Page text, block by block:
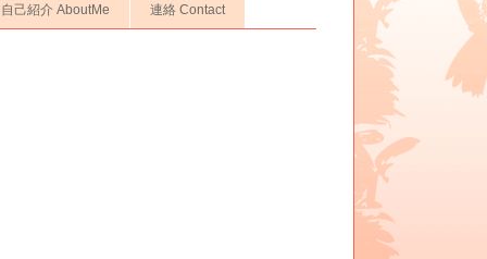
自己紹介 AboutMe 連絡 Contact